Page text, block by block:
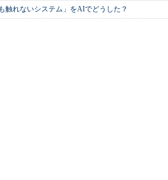
触れないシステム」をAIでどうした？